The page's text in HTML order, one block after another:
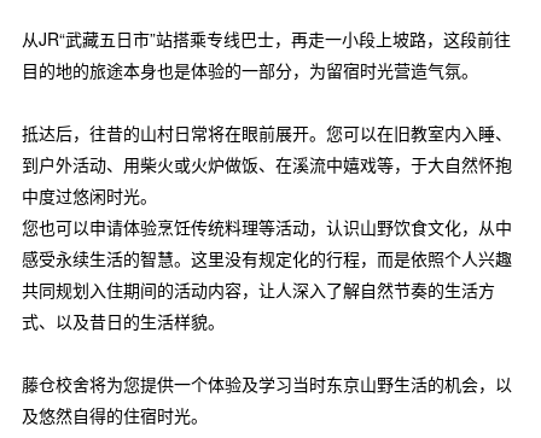
从JR“武藏五日市”站搭乘专线巴士，再走一小段上坡路，这段前往
目的地的旅途本身也是体验的一部分，为留宿时光营造气氛。
抵达后，往昔的山村日常将在眼前展开。您可以在旧教室内入睡、
到户外活动、用柴火或火炉做饭、在溪流中嬉戏等，于大自然怀抱
中度过悠闲时光。
您也可以申请体验烹饪传统料理等活动，认识山野饮食文化，从中
感受永续生活的智慧。这里没有规定化的行程，而是依照个人兴趣
共同规划入住期间的活动内容，让人深入了解自然节奏的生活方
式、以及昔日的生活样貌。
藤仓校舍将为您提供一个体验及学习当时东京山野生活的机会，以
及悠然自得的住宿时光。